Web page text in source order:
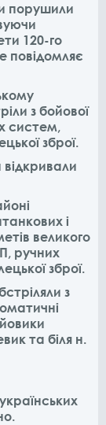
порушили
120-го
повідомляє
з бойової
систем,
зброї.
і
великого
ручних
зброї.
з
та біля н.